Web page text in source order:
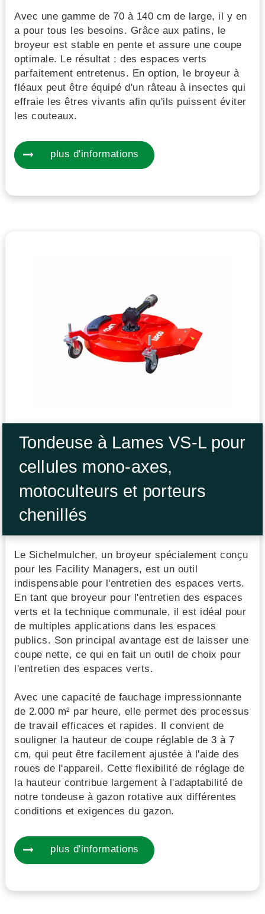
Avec une gamme de 70 à 140 cm de large, il y en
a pour tous les besoins. Grâce aux patins, le
broyeur est stable en pente et assure une coupe
optimale. Le résultat : des espaces verts
parfaitement entretenus. En option, le broyeur à
fléaux peut être équipé d'un râteau à insectes qui
effraie les êtres vivants afin qu'ils puissent éviter
les couteaux.
plus d'informations
Tondeuse à Lames VS-L pour
cellules mono-axes,
motoculteurs et porteurs
chenillés
Le Sichelmulcher, un broyeur spécialement conçu
pour les Facility Managers, est un outil
indispensable pour l'entretien des espaces verts.
En tant que broyeur pour l'entretien des espaces
verts et la technique communale, il est idéal pour
de multiples applications dans les espaces
publics. Son principal avantage est de laisser une
coupe nette, ce qui en fait un outil de choix pour
l'entretien des espaces verts.
Avec une capacité de fauchage impressionnante
de 2.000 m² par heure, elle permet des processus
de travail efficaces et rapides. Il convient de
souligner la hauteur de coupe réglable de 3 à 7
cm, qui peut être facilement ajustée à l'aide des
roues de l'appareil. Cette flexibilité de réglage de
la hauteur contribue largement à l'adaptabilité de
notre tondeuse à gazon rotative aux différentes
conditions et exigences du gazon.
plus d'informations